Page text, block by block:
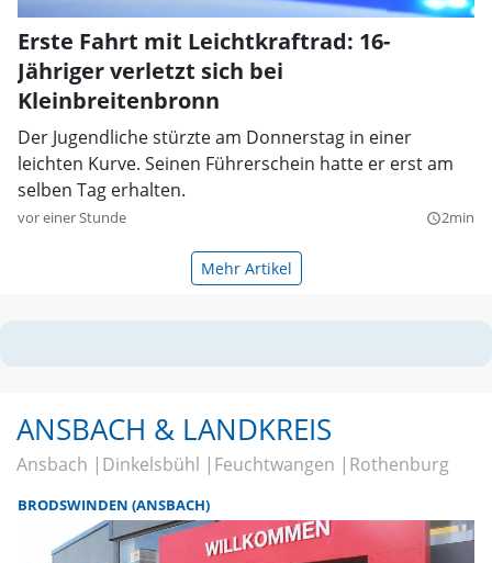
Erste Fahrt mit Leichtkraftrad: 16-
Jähriger verletzt sich bei
Kleinbreitenbronn
Der Jugendliche stürzte am Donnerstag in einer
leichten Kurve. Seinen Führerschein hatte er erst am
selben Tag erhalten.
vor einer Stunde query_builder2min
Mehr Artikel
ANSBACH & LANDKREIS
Ansbach Dinkelsbühl Feuchtwangen Rothenburg
BRODSWINDEN (ANSBACH)